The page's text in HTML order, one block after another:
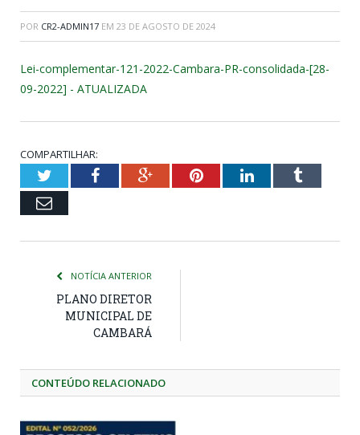
POR CR2-ADMIN17 EM 23 DE AGOSTO DE 2024
Lei-complementar-121-2022-Cambara-PR-consolidada-[28-
09-2022] - ATUALIZADA
COMPARTILHAR:
TwitterFacebookGoogle+PinterestLinkedInTumblr
Email
NOTÍCIA ANTERIOR
PLANO DIRETOR
MUNICIPAL DE
CAMBARÁ
CONTEÚDO RELACIONADO